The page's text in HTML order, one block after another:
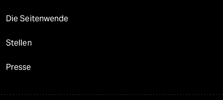
Die Seitenwende
Stellen
Presse